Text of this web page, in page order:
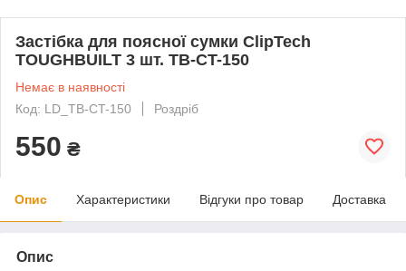
Застібка для поясної сумки ClipTech
TOUGHBUILT 3 шт. TB-CT-150
Немає в наявності
Код: LD_TB-CT-150
Роздріб
550 ₴
Опис Характеристики Відгуки про товар Доставка
Опис